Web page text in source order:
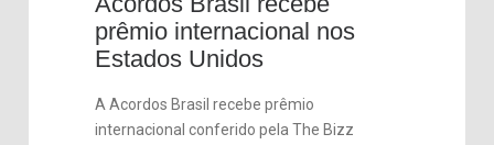
prêmio internacional nos
Estados Unidos
A Acordos Brasil recebe prêmio
internacional conferido pela The Bizz